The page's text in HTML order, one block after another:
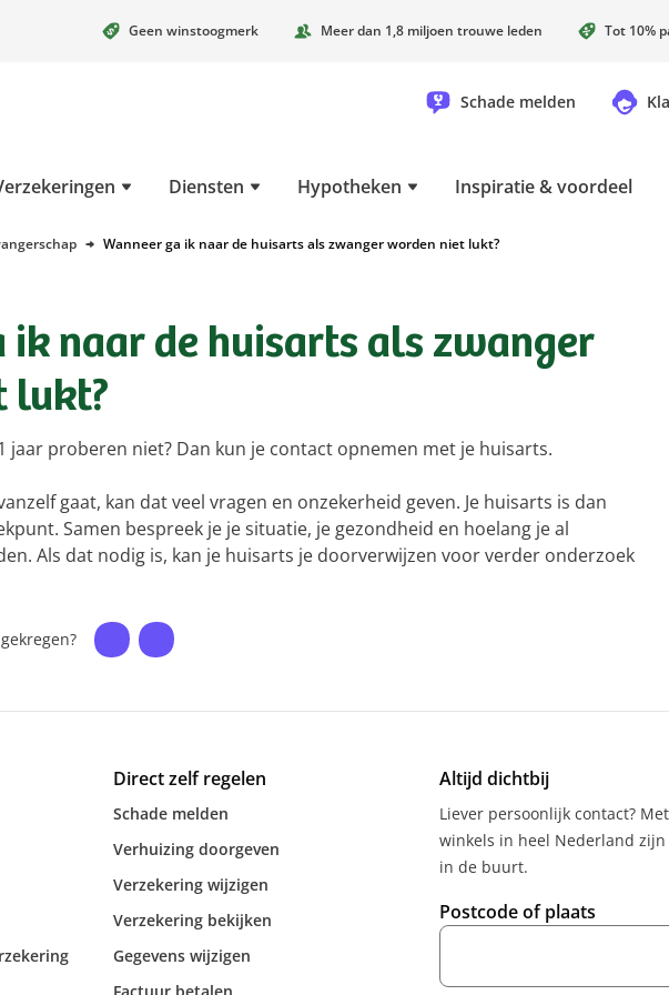
Geen winstoogmerk Meer dan 1,8 miljoen trouwe leden Tot 10%
Schade melden
Diensten Hypotheken Inspiratie & voordeel
Wanneer ga ik naar de huisarts als zwanger worden niet lukt?
ik naar de huisarts als zwanger
lukt?
jaar proberen niet? Dan kun je contact opnemen met je huisarts.
gaat, kan dat veel vragen en onzekerheid geven. Je huisarts is dan
Samen bespreek je je situatie, je gezondheid en hoelang je al
Als dat nodig is, kan je huisarts je doorverwijzen voor verder onderzoek
Direct zelf regelen
Schade melden
Verhuizing doorgeven
Verzekering wijzigen
Verzekering bekijken
Gegevens wijzigen
Altijd dichtbij
Liever persoonlijk contact?
winkels in heel Nederland
in de buurt.
Postcode of plaats